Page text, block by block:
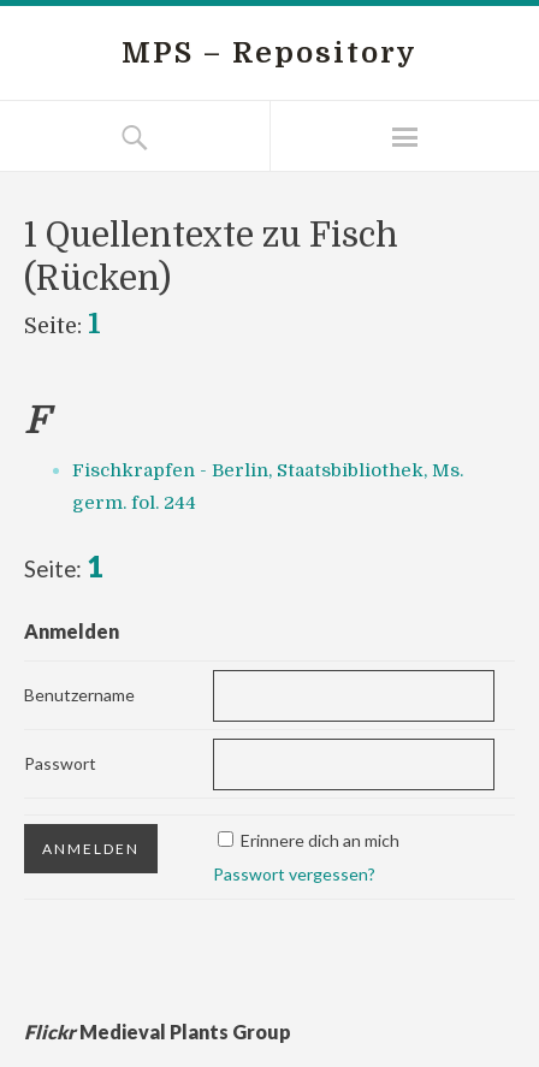
MPS – Repository
1 Quellentexte zu Fisch
(Rücken)
Seite: 1
F
Fischkrapfen - Berlin, Staatsbibliothek, Ms.
germ. fol. 244
Seite: 1
Anmelden
Benutzername
Passwort
Erinnere dich an mich
Passwort vergessen?
FlickrMedieval Plants Group